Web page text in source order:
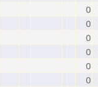
0
0
0
0
0
0